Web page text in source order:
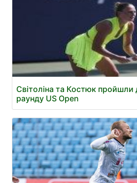
Світоліна та Костюк пройшли
раунду US Open